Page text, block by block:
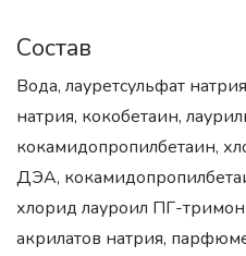
Состав
Вода, лауретсульфат
натрия, кокобетаин,
кокамидопропилбетаин,
ДЭА,
хлорид лауроил ПГ-
акрилатов натрия,